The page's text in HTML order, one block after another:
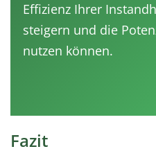
Effizienz Ihrer
steigern und die
nutzen können.
Fazit